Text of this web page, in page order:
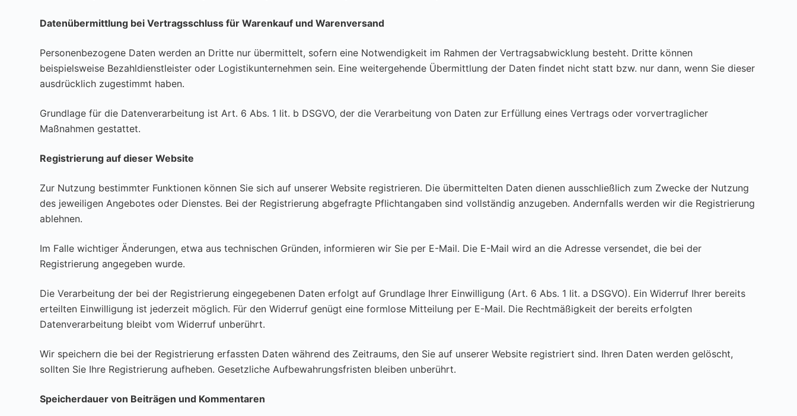
Datenübermittlung bei Vertragsschluss für Warenkauf und Warenversand
Personenbezogene Daten werden an Dritte nur übermittelt, sofern eine Notwendigkeit im Rahmen der Vertragsabwicklung besteht. Dritte können
beispielsweise Bezahldienstleister oder Logistikunternehmen sein. Eine weitergehende Übermittlung der Daten findet nicht statt bzw. nur dann, wenn Sie dieser
ausdrücklich zugestimmt haben.
Grundlage für die Datenverarbeitung ist Art. 6 Abs. 1 lit. b DSGVO, der die Verarbeitung von Daten zur Erfüllung eines Vertrags oder vorvertraglicher
Maßnahmen gestattet.
Registrierung auf dieser Website
Zur Nutzung bestimmter Funktionen können Sie sich auf unserer Website registrieren. Die übermittelten Daten dienen ausschließlich zum Zwecke der Nutzung
des jeweiligen Angebotes oder Dienstes. Bei der Registrierung abgefragte Pflichtangaben sind vollständig anzugeben. Andernfalls werden wir die Registrierung
ablehnen.
Im Falle wichtiger Änderungen, etwa aus technischen Gründen, informieren wir Sie per E-Mail. Die E-Mail wird an die Adresse versendet, die bei der
Registrierung angegeben wurde.
Die Verarbeitung der bei der Registrierung eingegebenen Daten erfolgt auf Grundlage Ihrer Einwilligung (Art. 6 Abs. 1 lit. a DSGVO). Ein Widerruf Ihrer bereits
erteilten Einwilligung ist jederzeit möglich. Für den Widerruf genügt eine formlose Mitteilung per E-Mail. Die Rechtmäßigkeit der bereits erfolgten
Datenverarbeitung bleibt vom Widerruf unberührt.
Wir speichern die bei der Registrierung erfassten Daten während des Zeitraums, den Sie auf unserer Website registriert sind. Ihren Daten werden gelöscht,
sollten Sie Ihre Registrierung aufheben. Gesetzliche Aufbewahrungsfristen bleiben unberührt.
Speicherdauer von Beiträgen und Kommentaren